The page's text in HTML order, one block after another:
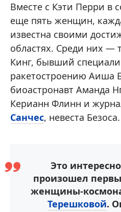
Вместе с Кэти Перри в
еще пять женщин,
известна своими
областях. Среди них —
Кинг, бывший
ракетостроению Аиша
биоастронавт Аманда
Керианн Флинн и
Санчес, невеста Безоса.
Это
произошел
женщины-
Терешковой.